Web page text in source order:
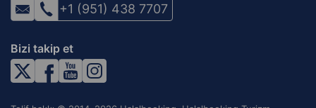
+1 (951) 438 7707
Bizi takip et